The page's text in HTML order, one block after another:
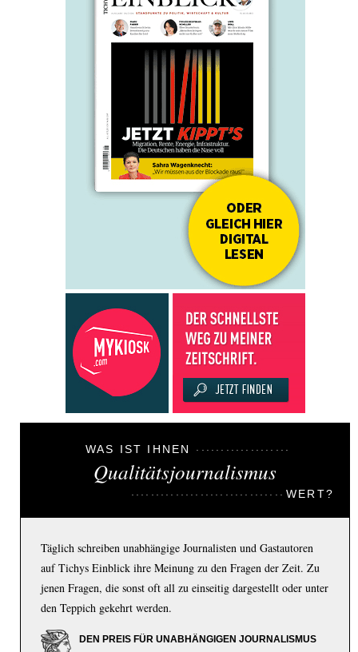
WAS IST IHNEN
Qualitätsjournalismus
WERT?
Täglich schreiben unabhängige Journalisten und Gastautoren
auf Tichys Einblick ihre Meinung zu den Fragen der Zeit. Zu
jenen Fragen, die sonst oft all zu einseitig dargestellt oder unter
den Teppich gekehrt werden.
DEN PREIS FÜR UNABHÄNGIGEN JOURNALISMUS